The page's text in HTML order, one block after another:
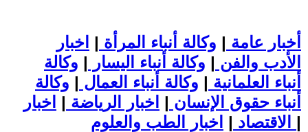
أخبار عامة | وكالة أنباء المرأة | اخبار
الأدب والفن | وكالة أنباء اليسار | وكالة
أنباء العلمانية | وكالة أنباء العمال | وكالة
أنباء حقوق الإنسان | اخبار الرياضة | اخبار
الاقتصاد | |